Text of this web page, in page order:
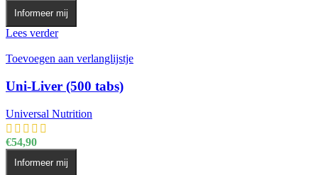
Informeer mij
Lees verder
Toevoegen aan verlanglijstje
Uni-Liver (500 tabs)
Universal Nutrition
€54,90
Informeer mij